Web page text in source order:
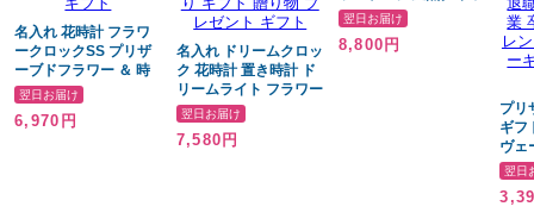
名入れ 花時計 フラワ
ークロックSS プリザ
ーブドフラワー ＆ 時
計 クロック 女性 結婚
祝い ウエディングギフ
ト 母親 プレゼント 還
翌日お届け
6,970円
名入れ ドリームクロッ
ク 花時計 置き時計 ド
リームライト フラワー
花 アートフラワー シ
ルクフラワー 時計 お
しゃれ 可愛い 母親 ウ
翌日お届け
7,580円
モンド プロポーズ 美
女と野獣 結婚記念日
誕生日プレゼント プリ
翌日お届け
8,800円
プリ
ギフ
ヴェ
日プ
友達
ッセ
翌日